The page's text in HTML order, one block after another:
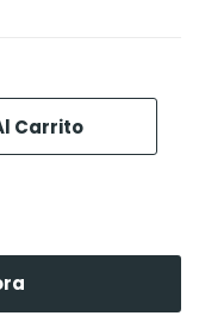
Carrito